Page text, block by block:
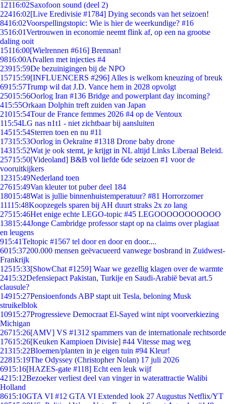
12116:02Saxofoon sound (deel 2)
22416:02[Live Eredivisie #1784] Dying seconds van het seizoen!
8416:02Voorspellingstopic: Wie is hier de weerkundige? #16
3516:01Vertrouwen in economie neemt flink af, op een na grootse
daling ooit
15116:00[Wielrennen #616] Brennan!
9816:00Afvallen met injecties #4
23915:59De bezuinigingen bij de NPO
15715:59[INFLUENCERS #296] Alles is welkom kneuzing of breuk
6915:57Trump wil dat J.D. Vance hem in 2028 opvolgt
25015:56Oorlog Iran #136 Bridge and powerplant day incoming?
415:55Orkaan Dolphin treft zuiden van Japan
21015:54Tour de France femmes 2026 #4 op de Ventoux
115:54LG nas n1t1 - niet zichtbaar bij aansluiten
14515:54Sterren toen en nu #11
17315:53Oorlog in Oekraïne #1318 Drone baby drone
14315:52Wat je ook stemt, je krijgt in NL altijd Links Liberaal Beleid.
25715:50[Videoland] B&B vol liefde 6de seizoen #1 voor de
vooruitkijkers
12315:49Nederland toen
27615:49Van kleuter tot puber deel 184
18015:48Wat is jullie binnenhuistemperatuur? #81 Horrorzomer
11115:48Koopzegels sparen bij AH duurt straks 2x zo lang
27515:46Het enige echte LEGO-topic #45 LEGOOOOOOOOOOO
13815:44Jonge Cambridge professor stapt op na claims over plagiaat
en leugens
915:41Teltopic #1567 tel door en door en door....
6015:37200.000 mensen geëvacueerd vanwege bosbrand in Zuidwest-
Frankrijk
12515:33[ShowChat #1259] Waar we gezellig klagen over de warmte
2415:32Defensiepact Pakistan, Turkije en Saudi-Arabië bevat art.5
clausule?
14915:27Pensioenfonds ABP stapt uit Tesla, beloning Musk
struikelblok
10915:27Progressieve Democraat El-Sayed wint nipt voorverkiezing
Michigan
26715:26[AMV] VS #1312 spammers van de internationale rechtsorde
17615:26[Keuken Kampioen Divisie] #44 Vitesse mag weg
21315:22Bloemen/planten in je eigen tuin #94 Kleur!
22815:19The Odyssey (Christopher Nolan) 17 juli 2026
6915:16[HAZES-gate #118] Echt een leuk wijf
4215:12Bezoeker verliest deel van vinger in waterattractie Walibi
Holland
8615:10GTA VI #12 GTA VI Extended look 27 Augustus Netflix/YT